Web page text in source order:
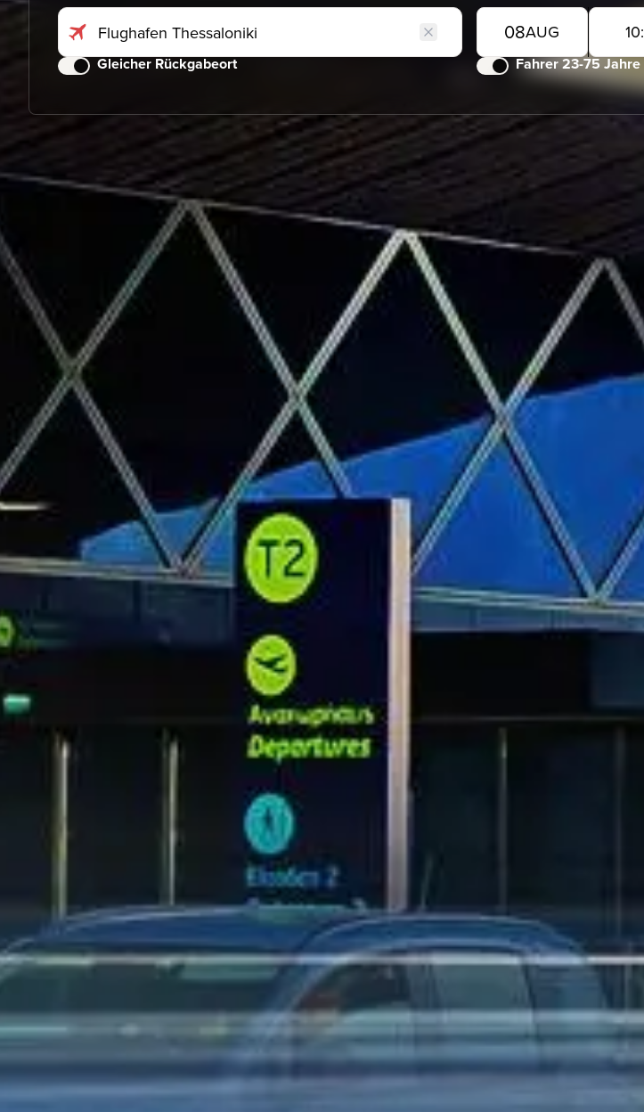
08AUG 10:
Gleicher Rückgabeort
Fahrer 23-75 Jahre